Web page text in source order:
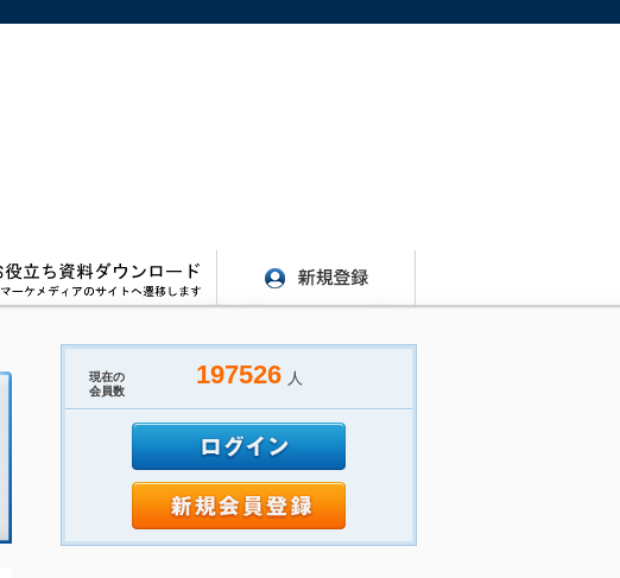
現在の
会員数
197526 人